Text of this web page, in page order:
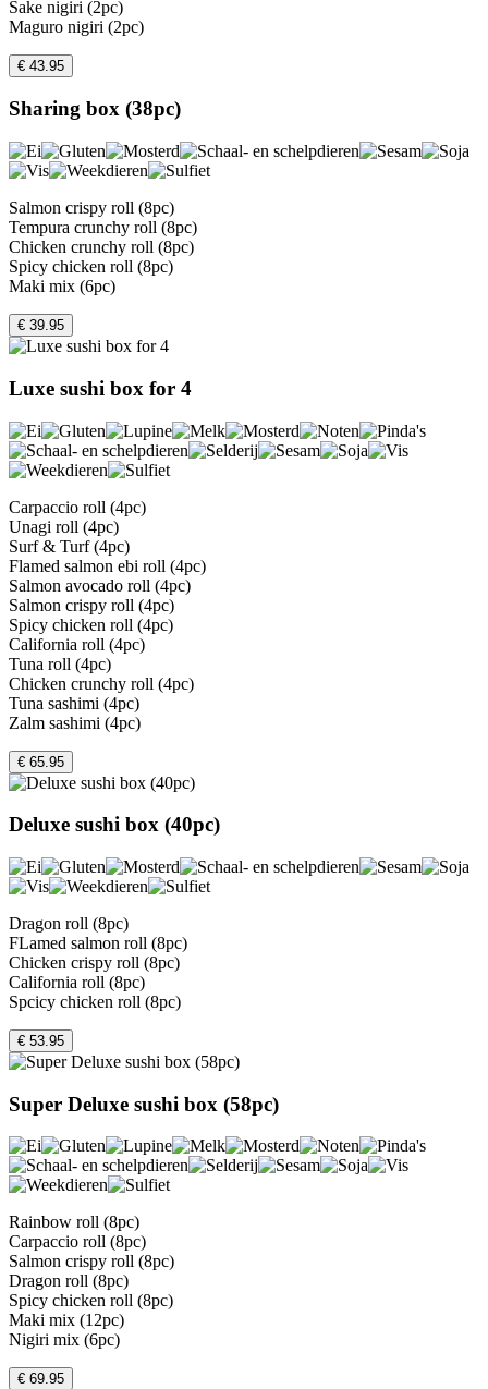
Sake nigiri (2pc)
Maguro nigiri (2pc)
€ 43.95
Sharing box (38pc)
Salmon crispy roll (8pc)
Tempura crunchy roll (8pc)
Chicken crunchy roll (8pc)
Spicy chicken roll (8pc)
Maki mix (6pc)
€ 39.95
Luxe sushi box for 4
Carpaccio roll (4pc)
Unagi roll (4pc)
Surf & Turf (4pc)
Flamed salmon ebi roll (4pc)
Salmon avocado roll (4pc)
Salmon crispy roll (4pc)
Spicy chicken roll (4pc)
California roll (4pc)
Tuna roll (4pc)
Chicken crunchy roll (4pc)
Tuna sashimi (4pc)
Zalm sashimi (4pc)
€ 65.95
Deluxe sushi box (40pc)
Dragon roll (8pc)
FLamed salmon roll (8pc)
Chicken crispy roll (8pc)
California roll (8pc)
Spcicy chicken roll (8pc)
€ 53.95
Super Deluxe sushi box (58pc)
Rainbow roll (8pc)
Carpaccio roll (8pc)
Salmon crispy roll (8pc)
Dragon roll (8pc)
Spicy chicken roll (8pc)
Maki mix (12pc)
Nigiri mix (6pc)
€ 69.95